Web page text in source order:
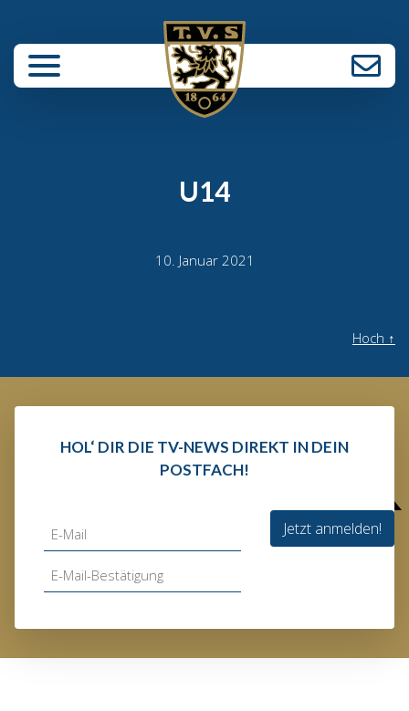
schließen
U14
10. Januar 2021
Hoch ↑
HOL‘ DIR DIE TV-NEWS DIREKT IN DEIN
POSTFACH!
Jetzt anmelden!